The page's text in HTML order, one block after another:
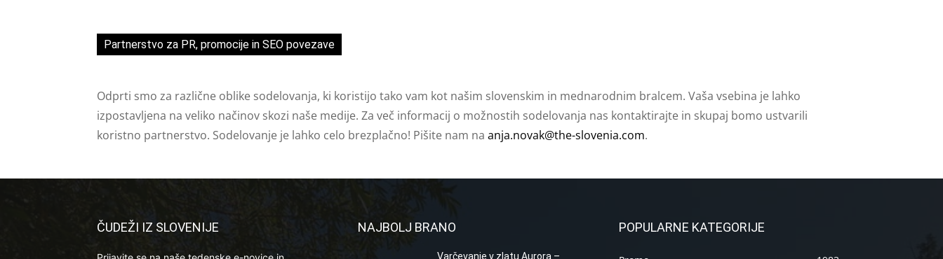
Partnerstvo za PR, promocije in SEO povezave
Odprti smo za različne oblike sodelovanja, ki koristijo tako vam kot našim slovenskim in mednarodnim bralcem. Vaša vsebina je lahko
izpostavljena na veliko načinov skozi naše medije. Za več informacij o možnostih sodelovanja nas kontaktirajte in skupaj bomo ustvarili
koristno partnerstvo. Sodelovanje je lahko celo brezplačno! Pišite nam na anja.novak@the-slovenia.com.
ČUDEŽI IZ SLOVENIJE NAJBOLJ BRANO
Varčevanje v zlatu Aurora –
POPULARNE KATEGORIJE